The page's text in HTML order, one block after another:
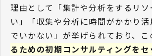
理由として「集計や分析をするリソ
い」「収集や分析に時間がかかり
でいかない」が挙げられており、こ
るための初期コンサルティングをセ